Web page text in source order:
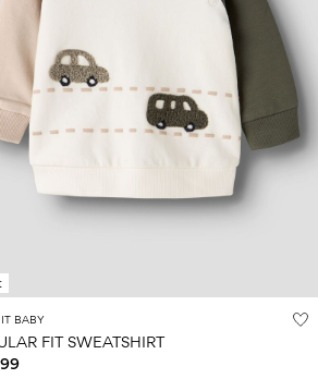
BABY
FIT SWEATSHIRT